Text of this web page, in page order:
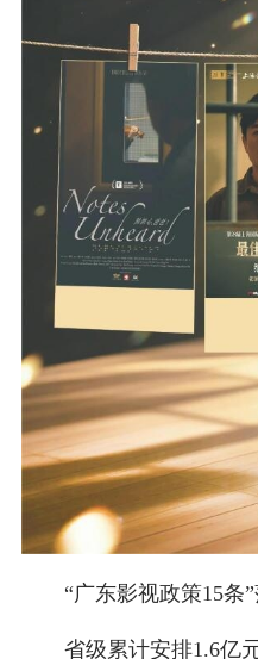
“广东影视政策15条”
省级累计安排1.6亿元